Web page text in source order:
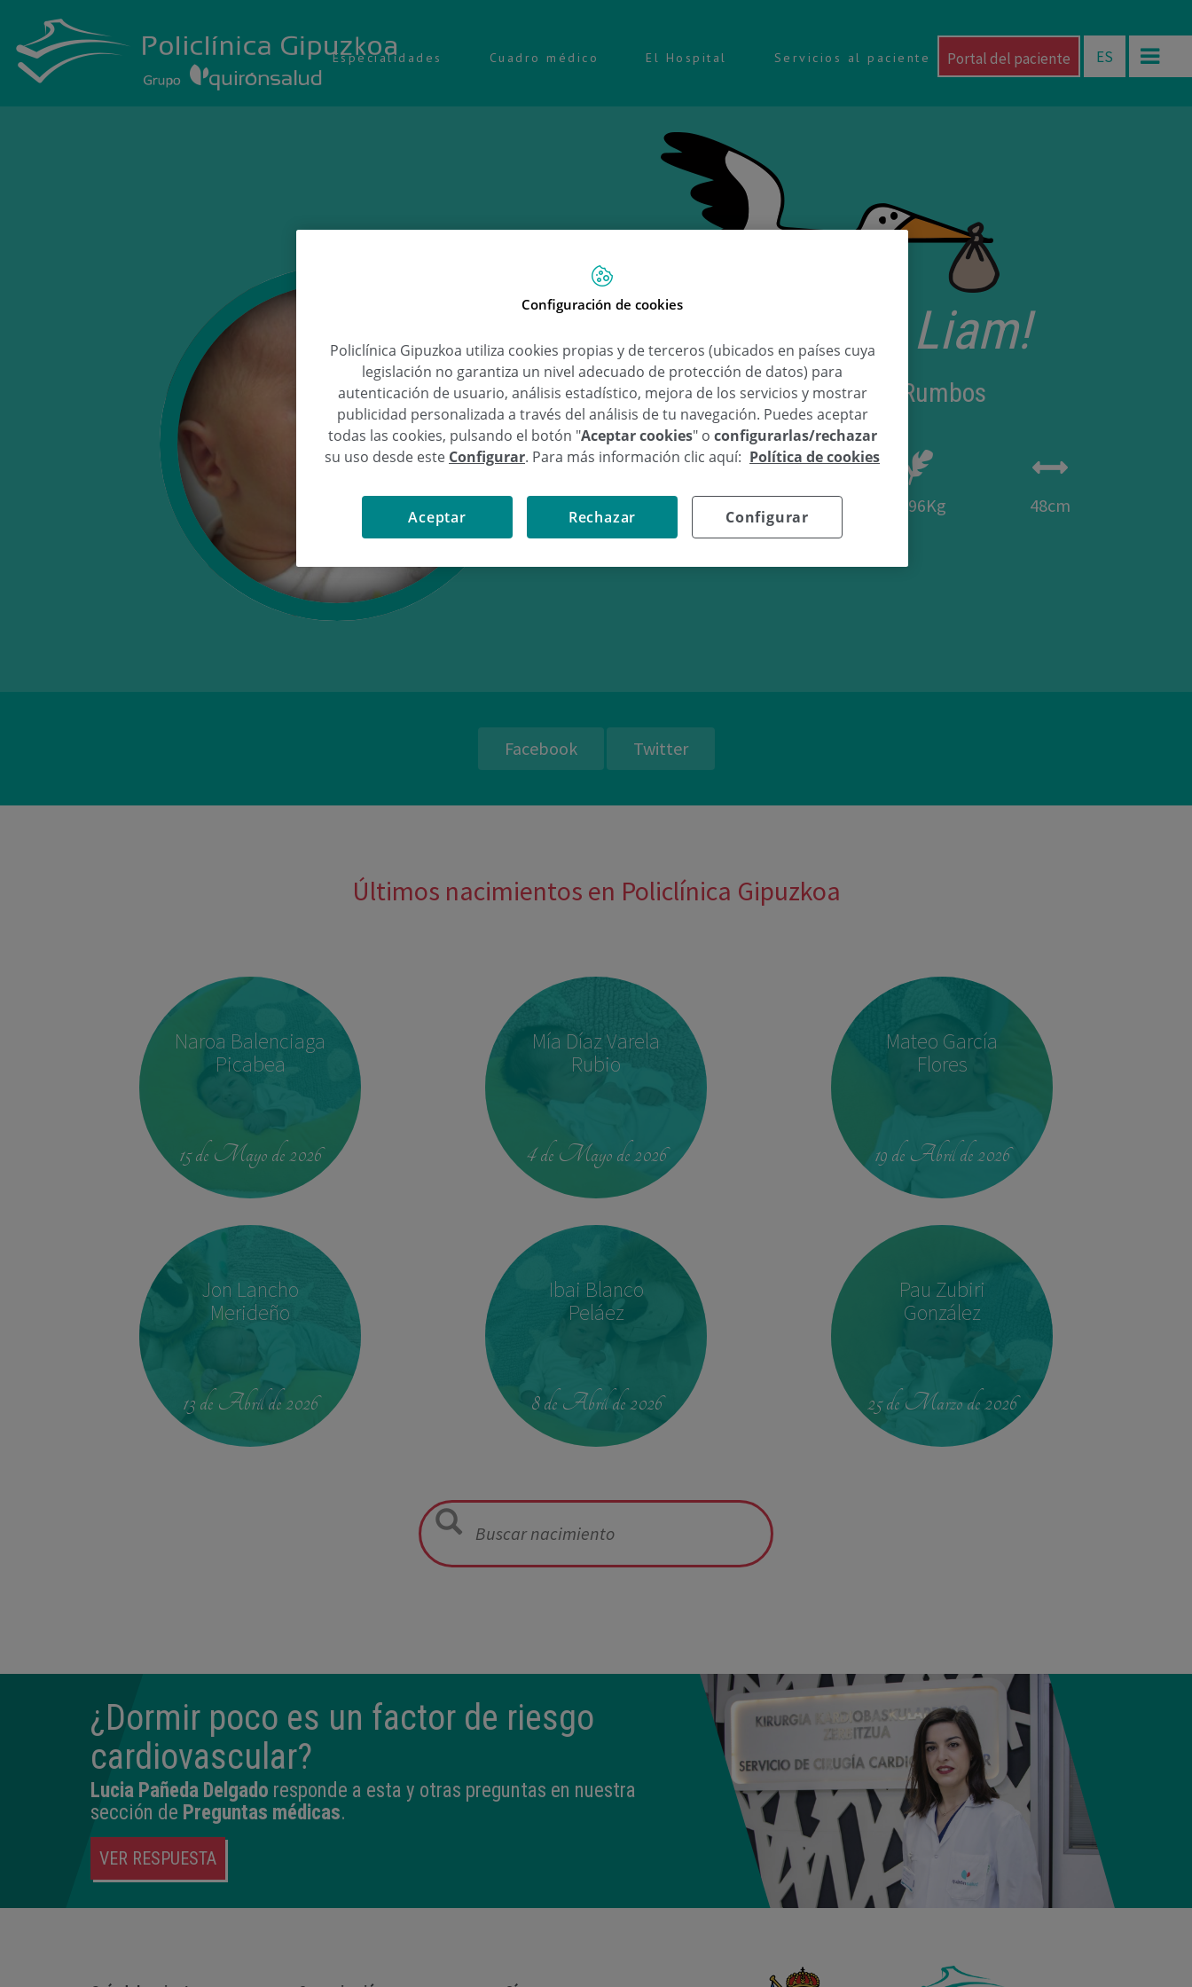
Especialidades Cuadro médico El Hospital Servicios al paciente Portal del paciente ES
Ongi etorri Liam!
Liam Chacón de Rumbos
21/10/16 2,96Kg 48cm
Facebook Twitter
Últimos nacimientos en Policlínica Gipuzkoa
Naroa Balenciaga
Picabea
15 de Mayo de 2026
Mía Díaz Varela
Rubio
4 de Mayo de 2026
Mateo García
Flores
19 de Abril de 2026
Jon Lancho
Merideño
13 de Abril de 2026
Ibai Blanco
Peláez
8 de Abril de 2026
Pau Zubiri
González
25 de Marzo de 2026
¿Dormir poco es un factor de riesgo
cardiovascular?
Lucia Pañeda Delgado responde a esta y otras preguntas en nuestra
sección de Preguntas médicas.
VER RESPUESTA
Configuración de cookies
Policlínica Gipuzkoa utiliza cookies propias y de terceros (ubicados en países cuya
legislación no garantiza un nivel adecuado de protección de datos) para
autenticación de usuario, análisis estadístico, mejora de los servicios y mostrar
publicidad personalizada a través del análisis de tu navegación. Puedes aceptar
todas las cookies, pulsando el botón "Aceptar cookies" o configurarlas/rechazar
su uso desde este Configurar. Para más información clic aquí: Política de cookies
Configurar
Rechazar
Aceptar